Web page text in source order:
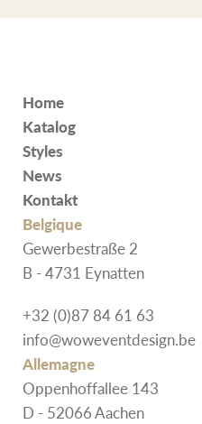
Home
Katalog
Styles
News
Kontakt
Belgique
Gewerbestraße 2
B - 4731 Eynatten
+32 (0)87 84 61 63
info@woweventdesign.be
Allemagne
Oppenhoffallee 143
D - 52066 Aachen